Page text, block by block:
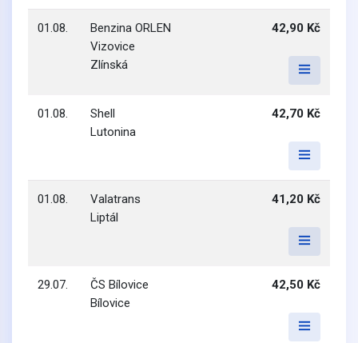
01.08.
Benzina ORLEN
Vizovice
Zlínská
42,90 Kč
01.08.
Shell
Lutonina
42,70 Kč
01.08.
Valatrans
Liptál
41,20 Kč
29.07.
ČS Bílovice
Bílovice
42,50 Kč